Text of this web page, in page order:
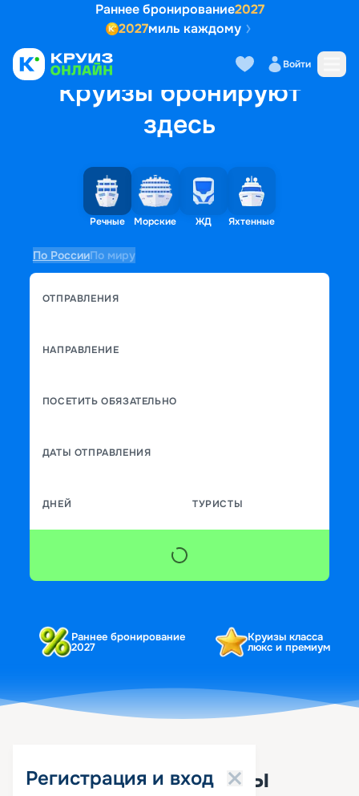
Раннее бронирование2027
2027миль каждому
Войти
Круизы бронируют
здесь
Речные Морские ЖД Яхтенные
По РоссииПо миру
ОТПРАВЛЕНИЯ
НАПРАВЛЕНИЕ
ПОСЕТИТЬ ОБЯЗАТЕЛЬНО
ДАТЫ ОТПРАВЛЕНИЯ
ДНЕЙ ТУРИСТЫ
Раннее бронирование
2027
Круизы класса
люкс и премиум
Регистрация и вход
Популярные круизы